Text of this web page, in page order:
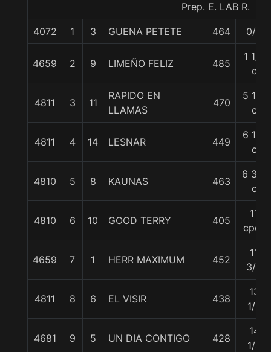
Prep. E. LAB R.
4072 1 3 GUENA PETETE 464 0/0
4659 2 9 LIMEÑO FELIZ 485
1 1/4
c
4811 3 11
RAPIDO EN
LLAMAS
470
5 1/4
c
4811 4 14 LESNAR 449
6 1/4
c
4810 5 8 KAUNAS 463
6 3/4
c
4810 6 10 GOOD TERRY 405
11
cpos
4659 7 1 HERR MAXIMUM 452
11
3/4
4811 8 6 EL VISIR 438
13
1/2
4681 9 5 UN DIA CONTIGO 428
14
1/4